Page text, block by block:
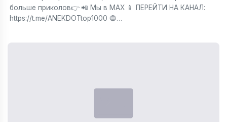
больше приколов👉 📲 Мы в МАХ 📱 ПЕРЕЙТИ НА КАНАЛ:
https://t.me/ANEKDOTtop1000 🔵…